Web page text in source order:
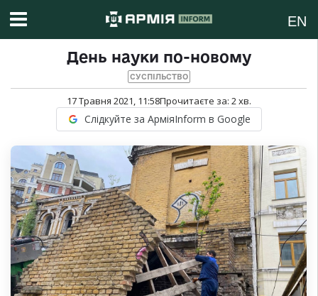
EN
День науки по-новому
СУСПІЛЬСТВО
17 Травня 2021, 11:58Прочитаєте за: 2хв.
Слідкуйте за АрміяInform в Google